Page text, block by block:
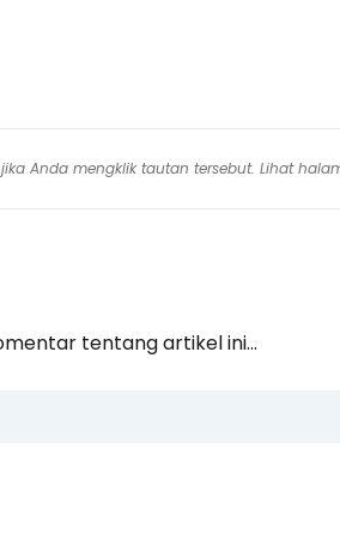
Anda mengklik tautan tersebut. Lihat
tentang artikel ini...